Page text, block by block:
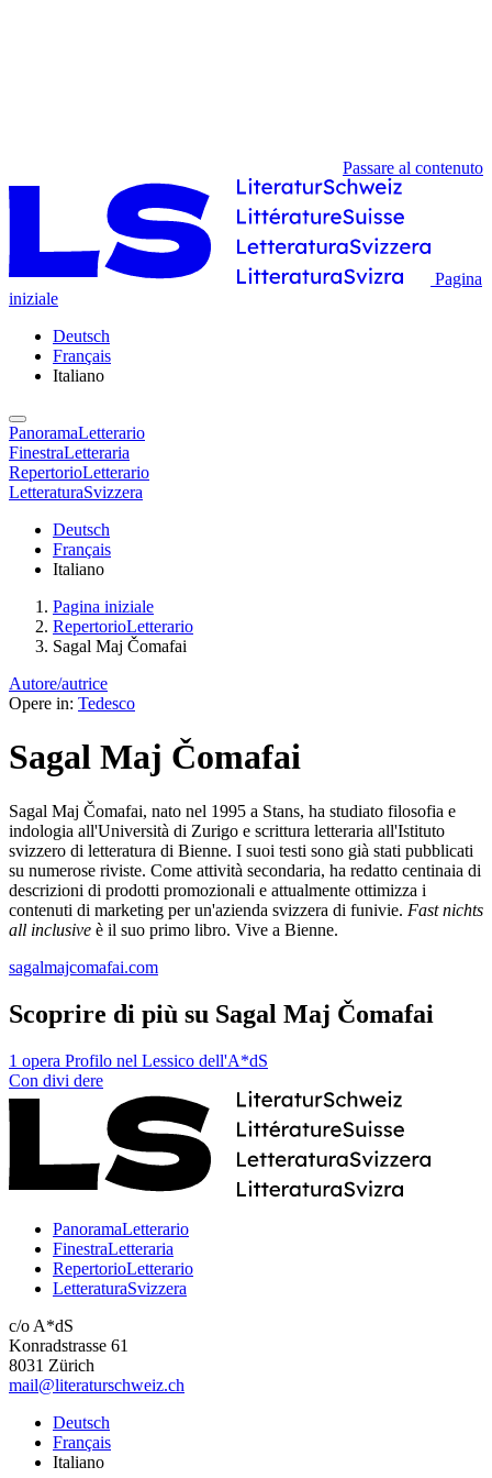
Passare al contenuto
Pagina
iniziale
Deutsch
Français
Italiano
PanoramaLetterario
FinestraLetteraria
RepertorioLetterario
LetteraturaSvizzera
Deutsch
Français
Italiano
Pagina iniziale
RepertorioLetterario
Sagal Maj Čomafai
Autore/autrice
Opere in: Tedesco
Sagal Maj Čomafai
Sagal Maj Čomafai, nato nel 1995 a Stans, ha studiato filosofia e
indologia all'Università di Zurigo e scrittura letteraria all'Istituto
svizzero di letteratura di Bienne. I suoi testi sono già stati pubblicati
su numerose riviste. Come attività secondaria, ha redatto centinaia di
descrizioni di prodotti promozionali e attualmente ottimizza i
contenuti di marketing per un'azienda svizzera di funivie. Fast nichts
all inclusive è il suo primo libro. Vive a Bienne.
sagalmajcomafai.com
Scoprire di più su Sagal Maj Čomafai
1 opera Profilo nel Lessico dell'A*dS
Con divi dere
PanoramaLetterario
FinestraLetteraria
RepertorioLetterario
LetteraturaSvizzera
c/o A*dS
Konradstrasse 61
8031 Zürich
mail@literaturschweiz.ch
Deutsch
Français
Italiano